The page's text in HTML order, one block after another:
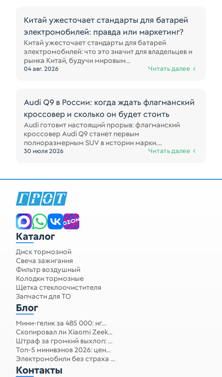
Китай ужесточает стандарты для батарей
электромобилей: правда или маркетинг?
Китай ужесточает стандарты для батарей
электромобилей: что это значит для владельцев и
рынка Китай, будучи мировым...
04 авг. 2026 Читать далее
Audi Q9 в России: когда ждать флагманский
кроссовер и сколько он будет стоить
Audi готовит настоящий прорыв: флагманский
кроссовер Audi Q9 станет первым
полноразмерным SUV в истории марки....
30 июля 2026 Читать далее
Каталог
Диск тормозной
Свеча зажигания
Фильтр воздушный
Колодки тормозные
Щетка стеклоочистителя
Запчасти для ТО
Блог
Мини-гелик за 485 000: иг...
Скопировал ли Xiaomi Zeek...
Штраф за громкий выхлоп: ...
Топ-5 минивэнов 2026: цен...
Электромобили без страха ...
Контакты